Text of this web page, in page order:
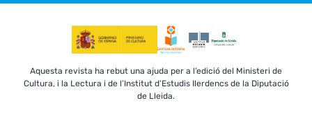
Aquesta revista ha rebut una ajuda per a l’edició del Ministeri de
Cultura, i la Lectura i de l’Institut d’Estudis Ilerdencs de la Diputació
de Lleida.